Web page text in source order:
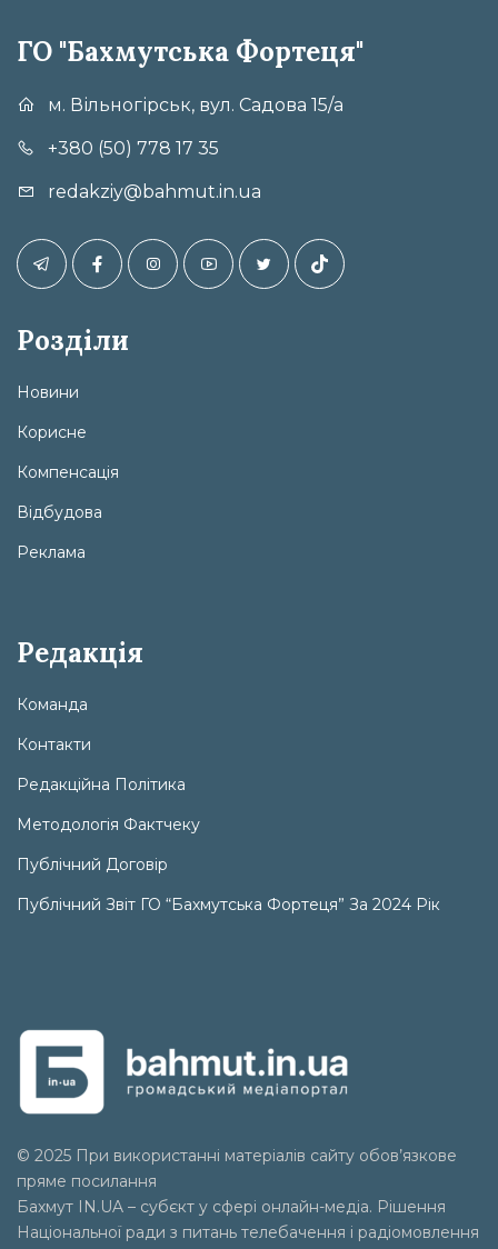
ГО "Бахмутська Фортеця"
м. Вільногірськ, вул. Садова 15/а
+380 (50) 778 17 35
redakziy@bahmut.in.ua
Розділи
Новини
Корисне
Компенсація
Відбудова
Реклама
Редакція
Команда
Контакти
Редакційна Політика
Методологія Фактчеку
Публічний Договір
Публічний Звіт ГО “Бахмутська Фортеця” За 2024 Рік
© 2025 При використанні матеріалів сайту обов’язкове
пряме посилання
Бахмут IN.UA – субєкт у сфері онлайн-медіа. Рішення
Національної ради з питань телебачення і радіомовлення